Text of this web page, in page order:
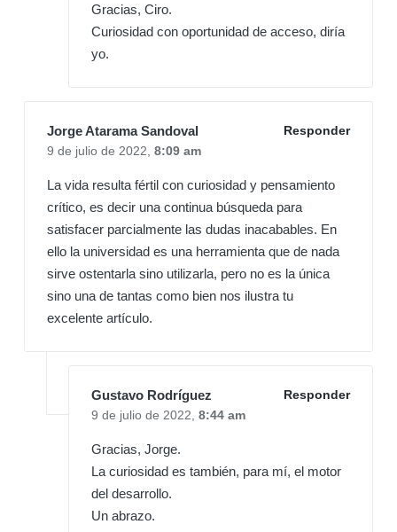
Gracias, Ciro.
Curiosidad con oportunidad de acceso, diría
yo.
Jorge Atarama Sandoval
Responder
9 de julio de 2022, 8:09 am
La vida resulta fértil con curiosidad y pensamiento
crítico, es decir una continua búsqueda para
satisfacer parcialmente las dudas inacabables. En
ello la universidad es una herramienta que de nada
sirve ostentarla sino utilizarla, pero no es la única
sino una de tantas como bien nos ilustra tu
excelente artículo.
Gustavo Rodríguez
Responder
9 de julio de 2022, 8:44 am
Gracias, Jorge.
La curiosidad es también, para mí, el motor
del desarrollo.
Un abrazo.